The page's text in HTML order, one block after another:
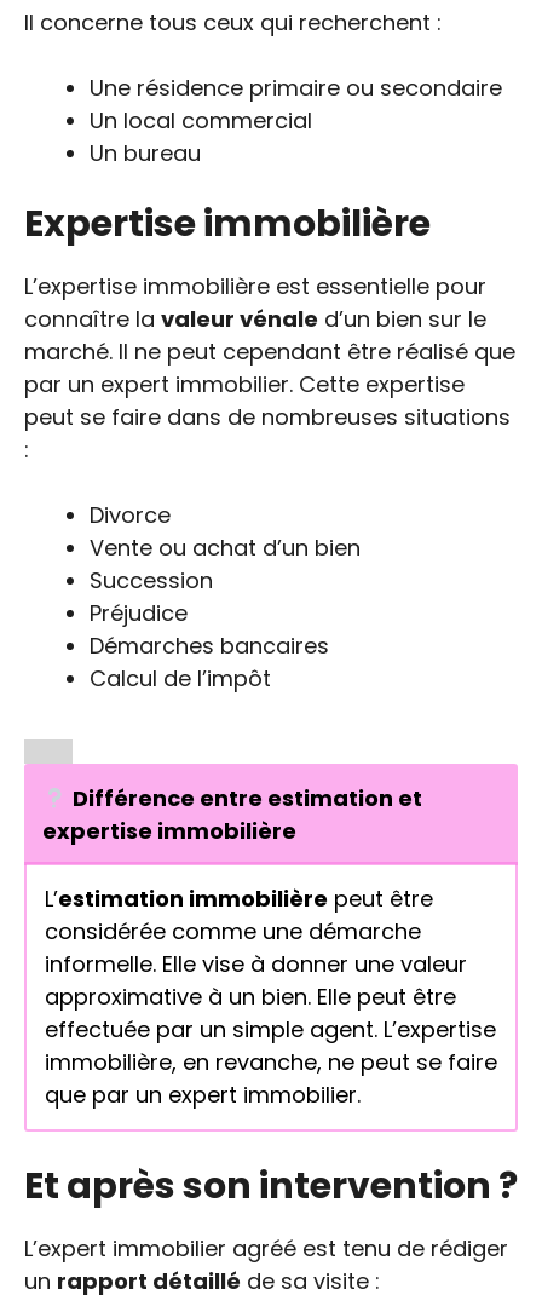
Il concerne tous ceux qui recherchent :
Une résidence primaire ou secondaire
Un local commercial
Un bureau
Expertise immobilière
L’expertise immobilière est essentielle pour
connaître la valeur vénale d’un bien sur le
marché. Il ne peut cependant être réalisé que
par un expert immobilier. Cette expertise
peut se faire dans de nombreuses situations
:
Divorce
Vente ou achat d’un bien
Succession
Préjudice
Démarches bancaires
Calcul de l’impôt
Différence entre estimation et
expertise immobilière
L’estimation immobilière peut être
considérée comme une démarche
informelle. Elle vise à donner une valeur
approximative à un bien. Elle peut être
effectuée par un simple agent. L’expertise
immobilière, en revanche, ne peut se faire
que par un expert immobilier.
Et après son intervention ?
L’expert immobilier agréé est tenu de rédiger
un rapport détaillé de sa visite :